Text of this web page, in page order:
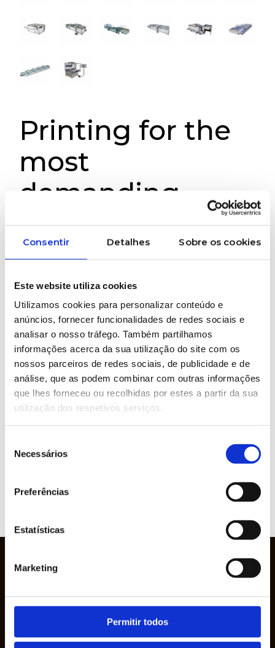
Consentir Detalhes Sobre os cookies
Este website utiliza cookies
Utilizamos cookies para personalizar conteúdo e
anúncios, fornecer funcionalidades de redes sociais e
analisar o nosso tráfego. Também partilhamos
informações acerca da sua utilização do site com os
nossos parceiros de redes sociais, de publicidade e de
análise, que as podem combinar com outras informações
que lhes forneceu ou recolhidas por estes a partir da sua
utilização dos respetivos serviços.
Necessários
Preferências
Estatísticas
Marketing
Permitir todos
Printing for the
most
demanding
segments
High-quality screen-printing equipment for the
most demanding market industries and for
#Thieme #ScreenPrinting
WOULD YOU LIKE MORE INFORMATION
ABOUT THIS PRODUCT?